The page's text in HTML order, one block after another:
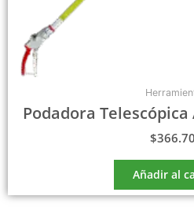
Podadora Telescópica
$
Añadir al